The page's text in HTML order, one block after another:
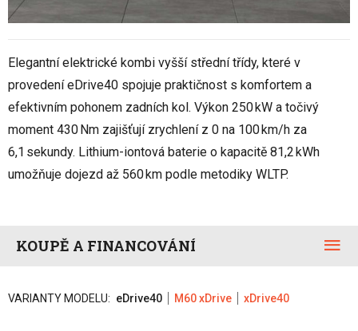
Elegantní elektrické kombi vyšší střední třídy, které v
provedení eDrive40 spojuje praktičnost s komfortem a
efektivním pohonem zadních kol. Výkon 250 kW a točivý
moment 430 Nm zajišťují zrychlení z 0 na 100 km/h za
6,1 sekundy. Lithium-iontová baterie o kapacitě 81,2 kWh
umožňuje dojezd až 560 km podle metodiky WLTP.
KOUPĚ A FINANCOVÁNÍ
VARIANTY MODELU: eDrive40 M60 xDrive xDrive40